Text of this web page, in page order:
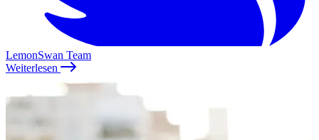
LemonSwan Team
Weiterlesen